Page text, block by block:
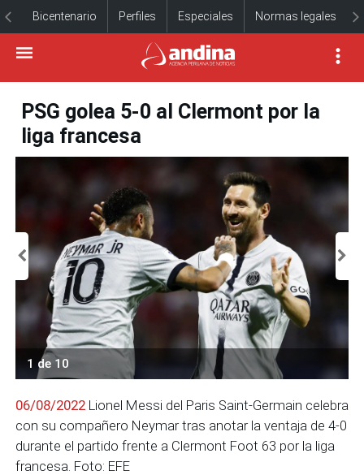
Bicentenario Perfiles Especiales Normas legales
PSG golea 5-0 al Clermont por la
liga francesa
1 de 10
06/08/2022 Lionel Messi del Paris Saint-Germain celebra
con su compañero Neymar tras anotar la ventaja de 4-0
durante el partido frente a Clermont Foot 63 por la liga
francesa. Foto: EFE